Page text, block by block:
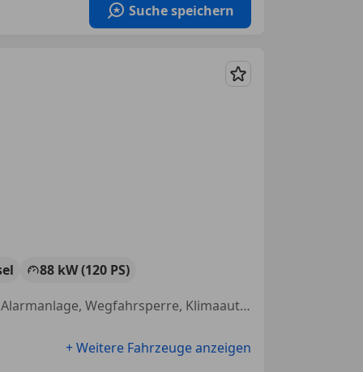
Suche speichern
Merken
88 kW (120 PS)
Elektrische Fensterheber, Alufelgen, Xenonscheinwerfer, Sitzheizung, Alarmanlage, Wegfahrsperre, Klimaautomatik, Tagfahrlicht
+ Weitere Fahrzeuge anzeigen